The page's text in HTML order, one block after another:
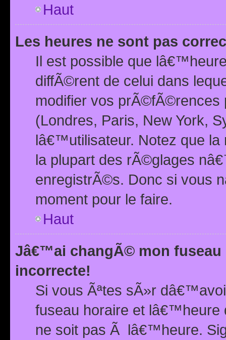
Haut
Les heures ne sont pas
Il est possible que
diffÃ©rent de celui dans
modifier vos prÃ©fÃ©rences
(Londres, Paris, New York,
lâ€™utilisateur. Notez que la
la plupart des rÃ©glages
enregistrÃ©s. Donc si vous
moment pour le faire.
Haut
Jâ€™ai changÃ© mon
incorrecte!
Si vous Ãªtes sÃ»r
fuseau horaire et
ne soit pas Ã lâ€™heure.